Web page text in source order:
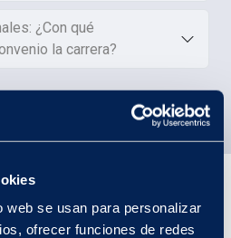
web se usan para personalizar
ofrecer funciones de redes
¿Con qué
la carrera?